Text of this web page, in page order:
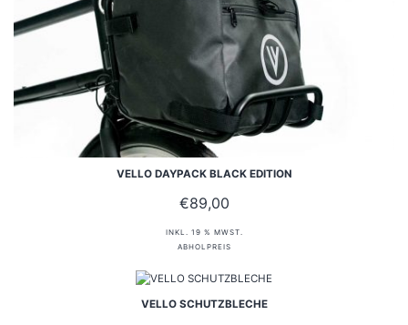
VELLO DAYPACK BLACK EDITION
€89,00
INKL. 19 % MWST.
ABHOLPREIS
VELLO SCHUTZBLECHE